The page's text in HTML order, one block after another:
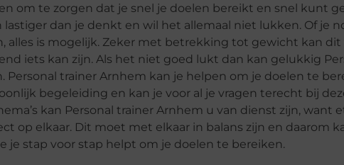
om te zorgen dat je snel je doelen bereikt en snel kunt
lastiger dan je denkt en wil het allemaal niet lukken. Of je
alles is mogelijk. Zeker met betrekking tot gewicht kan dit
iets kan zijn. Als het niet goed lukt dan kan gelukkig
Personal trainer Arnhem kan je helpen om je doelen te
begeleiding en kan je voor al je vragen terecht bij
kan Personal trainer Arnhem u van dienst zijn, want
op elkaar. Dit moet met elkaar in balans zijn en daarom
je stap voor stap helpt om je doelen te bereiken.